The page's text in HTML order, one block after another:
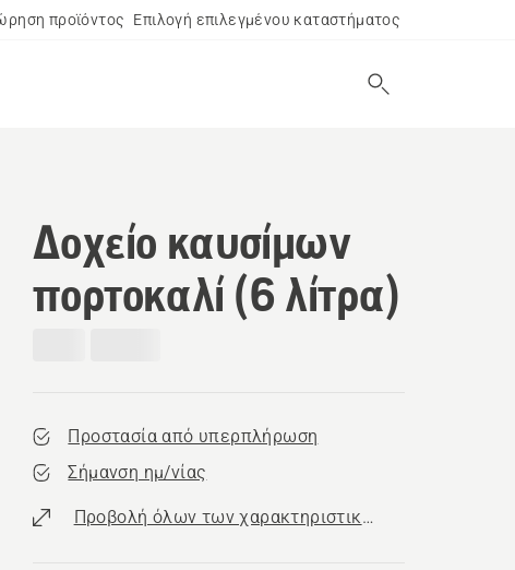
προϊόντος Επιλογή επιλεγμένου καταστήματος
Δοχείο καυσίμων
πορτοκαλί (6 λίτρα)
Προστασία από υπερπλήρωση
Σήμανση ημ/νίας
Προβολή όλων των χαρακτηριστικών